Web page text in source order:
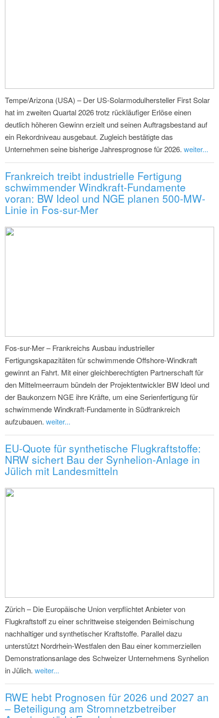
Tempe/Arizona (USA) – Der US-Solarmodulhersteller First Solar
hat im zweiten Quartal 2026 trotz rückläufiger Erlöse einen
deutlich höheren Gewinn erzielt und seinen Auftragsbestand auf
ein Rekordniveau ausgebaut. Zugleich bestätigte das
Unternehmen seine bisherige Jahresprognose für 2026. weiter...
Frankreich treibt industrielle Fertigung
schwimmender Windkraft-Fundamente
voran: BW Ideol und NGE planen 500-MW-
Linie in Fos-sur-Mer
Fos-sur-Mer – Frankreichs Ausbau industrieller
Fertigungskapazitäten für schwimmende Offshore-Windkraft
gewinnt an Fahrt. Mit einer gleichberechtigten Partnerschaft für
den Mittelmeerraum bündeln der Projektentwickler BW Ideol und
der Baukonzern NGE ihre Kräfte, um eine Serienfertigung für
schwimmende Windkraft-Fundamente in Südfrankreich
aufzubauen. weiter...
EU-Quote für synthetische Flugkraftstoffe:
NRW sichert Bau der Synhelion-Anlage in
Jülich mit Landesmitteln
Zürich – Die Europäische Union verpflichtet Anbieter von
Flugkraftstoff zu einer schrittweise steigenden Beimischung
nachhaltiger und synthetischer Kraftstoffe. Parallel dazu
unterstützt Nordrhein-Westfalen den Bau einer kommerziellen
Demonstrationsanlage des Schweizer Unternehmens Synhelion
in Jülich. weiter...
RWE hebt Prognosen für 2026 und 2027 an
– Beteiligung am Stromnetzbetreiber